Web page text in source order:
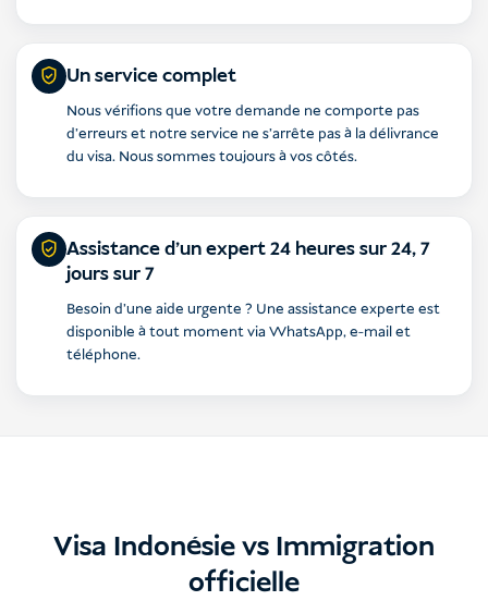
Un service complet
Nous vérifions que votre demande ne comporte pas
d'erreurs et notre service ne s'arrête pas à la délivrance
du visa. Nous sommes toujours à vos côtés.
Assistance d'un expert 24 heures sur 24, 7
jours sur 7
Besoin d'une aide urgente ? Une assistance experte est
disponible à tout moment via WhatsApp, e-mail et
téléphone.
Visa Indonésie vs Immigration
officielle